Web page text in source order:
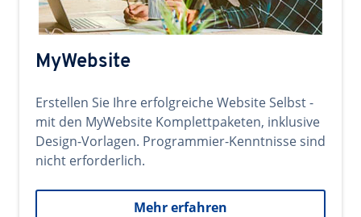
MyWebsite
Erstellen Sie Ihre erfolgreiche Website Selbst -
mit den MyWebsite Komplettpaketen, inklusive
Design-Vorlagen. Programmier-Kenntnisse sind
nicht erforderlich.
Mehr erfahren